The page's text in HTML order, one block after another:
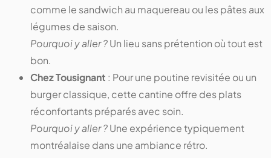
comme le sandwich au maquereau ou les pâtes aux
légumes de saison.
Pourquoi y aller ?Un lieu sans prétention où tout est
bon.
Chez Tousignant : Pour une poutine revisitée ou un
burger classique, cette cantine offre des plats
réconfortants préparés avec soin.
Pourquoi y aller ?Une expérience typiquement
montréalaise dans une ambiance rétro.